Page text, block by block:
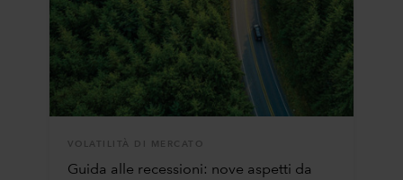
VOLATILITÀ DI MERCATO
Guida alle recessioni: nove aspetti da